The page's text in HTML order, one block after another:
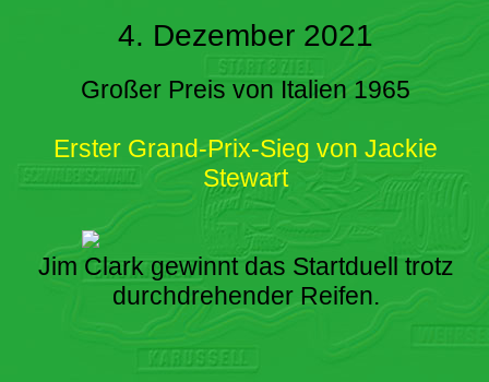
4. Dezember 2021
Großer Preis von Italien 1965
Erster Grand-Prix-Sieg von Jackie
Stewart
Jim Clark gewinnt das Startduell trotz
durchdrehender Reifen.